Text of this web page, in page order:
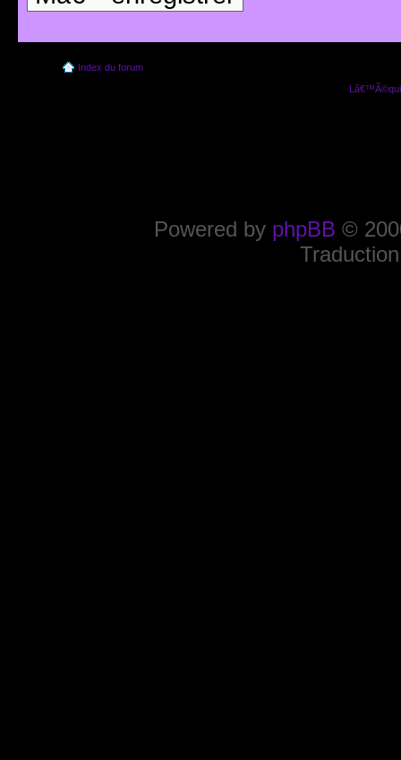
Index du forum
Powered by phpBB ©